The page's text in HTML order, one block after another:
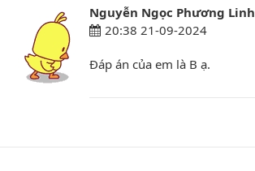
Nguyễn Ngọc Phương Linh
20:38 21-09-2024
Đáp án của em là B ạ.